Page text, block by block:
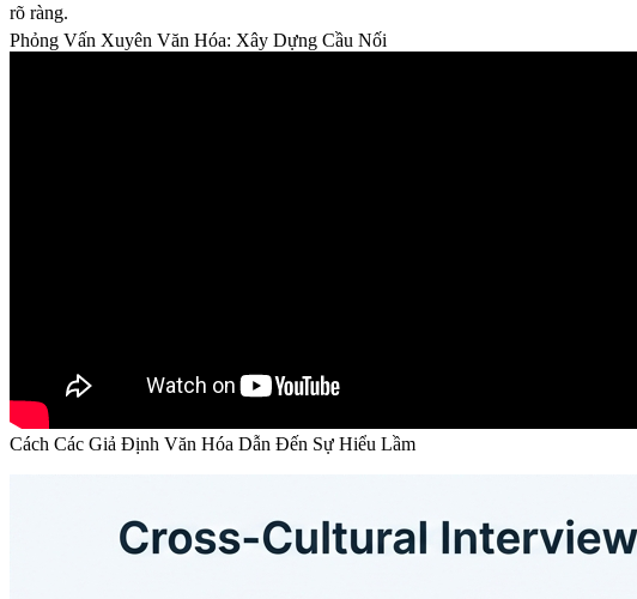
rõ ràng.
Phỏng Vấn Xuyên Văn Hóa: Xây Dựng Cầu Nối
Cách Các Giả Định Văn Hóa Dẫn Đến Sự Hiểu Lầm